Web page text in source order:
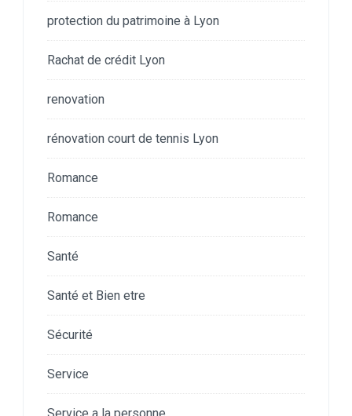
protection du patrimoine à Lyon
Rachat de crédit Lyon
renovation
rénovation court de tennis Lyon
Romance
Romance
Santé
Santé et Bien etre
Sécurité
Service
Service a la personne